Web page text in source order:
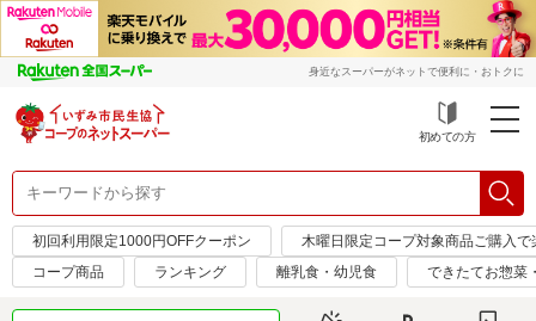
身近なスーパーがネットで便利に・おトクに
初めての方
初回利用限定1000円OFFクーポン
木曜日限定コープ対象商品ご購入
コープ商品
ランキング 離乳食・幼児食 できたてお惣菜